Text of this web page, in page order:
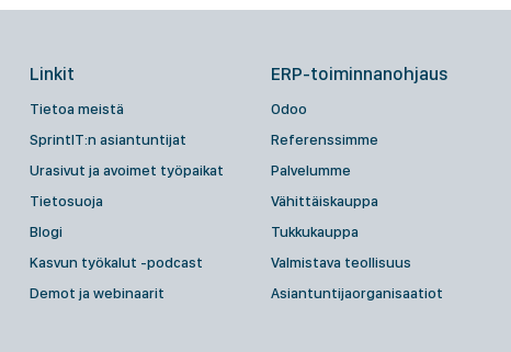
Linkit
Tietoa meistä
SprintIT:n asiantuntijat
Urasivut ja avoimet työpaikat
Tietosuoja
Blogi
Kasvun työkalut -podcast
Demot ja webinaarit
ERP-toiminnanohjaus
Odoo
Referenssimme
Palvelumme
Vähittäiskauppa
Tukkukauppa
Valmistava teollisuus
Asiantuntijaorganisaatiot